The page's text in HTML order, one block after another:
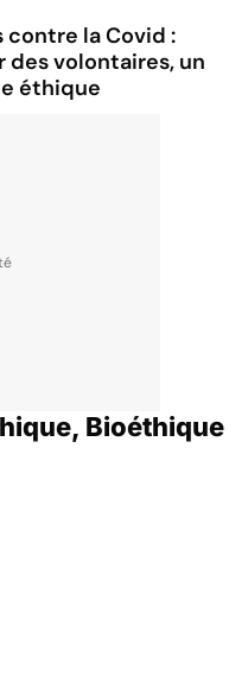
contre la Covid :
volontaires, un
éthique
Bioéthique